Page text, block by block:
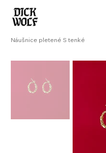
Náušnice pletené S tenké